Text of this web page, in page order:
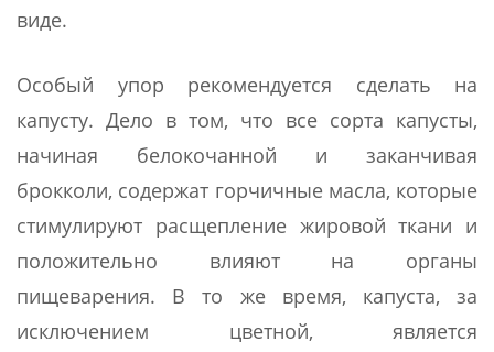
виде.
Особый упор рекомендуется сделать на
капусту. Дело в том, что все сорта капусты,
начиная белокочанной и заканчивая
брокколи, содержат горчичные масла, которые
стимулируют расщепление жировой ткани и
положительно влияют на органы
пищеварения. В то же время, капуста, за
исключением цветной, является